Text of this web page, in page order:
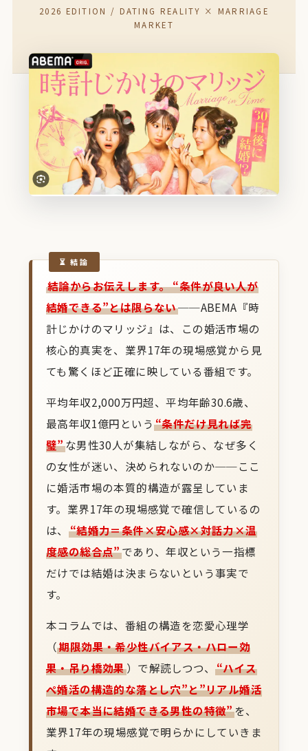
2026 EDITION / DATING REALITY × MARRIAGE
MARKET
結論からお伝えします。“条件が良い人が
結婚できる”とは限らない──ABEMA『時
計じかけのマリッジ』は、この婚活市場の
核心的真実を、業界17年の現場感覚から見
ても驚くほど正確に映している番組です。
平均年収2,000万円超、平均年齢30.6歳、
最高年収1億円という “条件だけ見れば完
璧”な男性30人が集結しながら、なぜ多く
の女性が迷い、決められないのか──ここ
に婚活市場の本質的構造が露呈していま
す。業界17年の現場感覚で確信しているの
は、 “結婚力＝条件×安心感×対話力×温
度感の総合点”であり、年収という一指標
だけでは結婚は決まらないという事実で
す。
本コラムでは、番組の構造を恋愛心理学
（期限効果・希少性バイアス・ハロー効
果・吊り橋効果）で解読しつつ、 “ハイス
ペ婚活の構造的な落とし穴”と”リアル婚活
市場で本当に結婚できる男性の特徴”を、
業界17年の現場感覚で明らかにしていきま